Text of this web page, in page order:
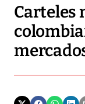
Carteles